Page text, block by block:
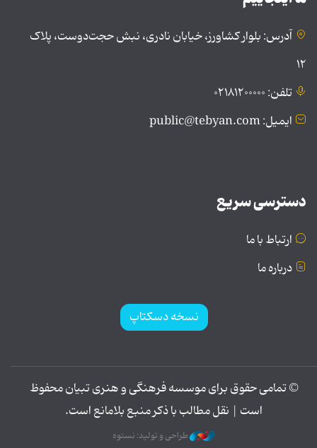
آدرس: بلوار کشاورز، خیابان نادری، نبش حجت‌دوست، پلاک
۱۲
تلفن: ۰۲۱۸۱۲۰۰۰۰۰
ایمیل: public@tebyan.com
دسترسی سریع
ارتباط با ما
درباره ما
نسخه دسکتاپ
© تمامی حقوق برای موسسه فرهنگی و هنری تبیان محفوظ
است | نقل مطالب با ذکر منبع بلامانع است.
طراحی و تولید: نستوه